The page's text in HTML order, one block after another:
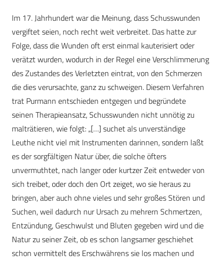
Im 17. Jahrhundert war die Meinung, dass Schusswunden
vergiftet seien, noch recht weit verbreitet. Das hatte zur
Folge, dass die Wunden oft erst einmal kauterisiert oder
verätzt wurden, wodurch in der Regel eine Verschlimmerung
des Zustandes des Verletzten eintrat, von den Schmerzen
die dies verursachte, ganz zu schweigen. Diesem Verfahren
trat Purmann entschieden entgegen und begründete
seinen Therapieansatz, Schusswunden nicht unnötig zu
malträtieren, wie folgt: „[…] suchet als unverständige
Leuthe nicht viel mit Instrumenten darinnen, sondern laßt
es der sorgfältigen Natur über, die solche öfters
unvermuthtet, nach langer oder kurtzer Zeit entweder von
sich treibet, oder doch den Ort zeiget, wo sie heraus zu
bringen, aber auch ohne vieles und sehr großes Stören und
Suchen, weil dadurch nur Ursach zu mehrern Schmertzen,
Entzündung, Geschwulst und Bluten gegeben wird und die
Natur zu seiner Zeit, ob es schon langsamer geschiehet
schon vermittelt des Erschwährens sie los machen und